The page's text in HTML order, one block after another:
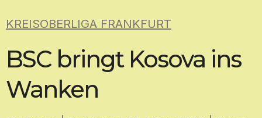
toKREISOBERLIGA FRANKFURT
BSC bringt Kosova ins
Wanken